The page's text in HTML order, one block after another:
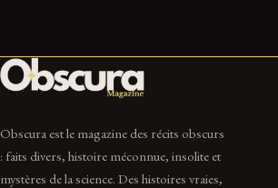
Obscura est le magazine des récits obscurs
: faits divers, histoire méconnue, insolite et
mystères de la science. Des histoires vraies,